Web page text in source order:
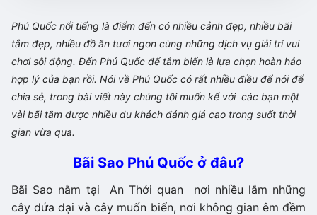
Phú Quốc nổi tiếng là điểm đến có nhiều cảnh đẹp, nhiều bãi
tắm đẹp, nhiều đồ ăn tươi ngon cùng những dịch vụ giải trí vui
chơi sôi động. Đến Phú Quốc để tắm biển là lựa chọn hoàn hảo
hợp lý của bạn rồi. Nói về Phú Quốc có rất nhiều điều để nói để
chia sẻ, trong bài viết này chúng tôi muốn kể với các bạn một
vài bãi tắm được nhiều du khách đánh giá cao trong suốt thời
gian vừa qua.
Bãi Sao Phú Quốc ở đâu?
Bãi Sao nằm tại An Thới quan nơi nhiều lắm những
cây dứa dại và cây muốn biển, nơi không gian êm đềm